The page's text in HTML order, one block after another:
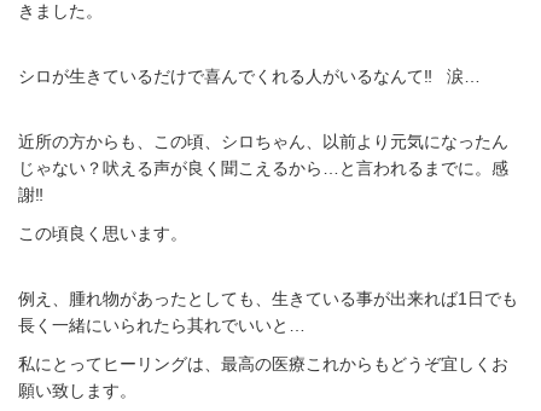
きました。
シロが生きているだけで喜んでくれる人がいるなんて‼️ 涙…
近所の方からも、この頃、シロちゃん、以前より元気になったん
じゃない？吠える声が良く聞こえるから…と言われるまでに。感
謝‼️
この頃良く思います。
例え、腫れ物があったとしても、生きている事が出来れば1日でも
長く一緒にいられたら其れでいいと…
私にとってヒーリングは、最高の医療これからもどうぞ宜しくお
願い致します。